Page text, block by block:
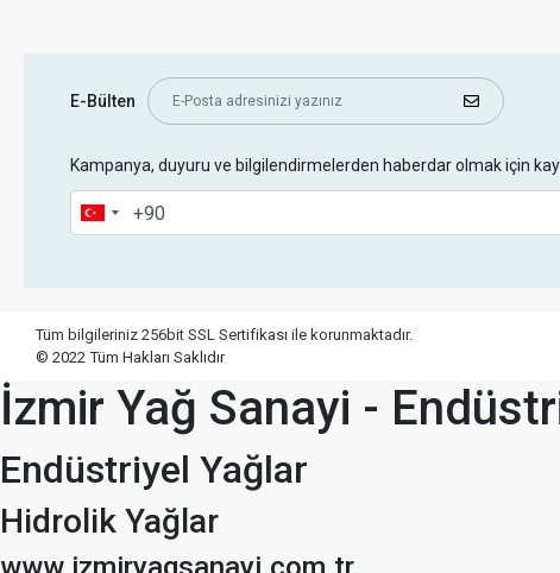
E-Bülten
Kampanya, duyuru ve bilgilendirmelerden haberdar olmak için
Tüm bilgileriniz 256bit SSL Sertifikası ile korunmaktadır.
© 2022Tüm Hakları Saklıdır
İzmir Yağ Sanayi -
Endüstriyel Yağlar
Hidrolik Yağlar